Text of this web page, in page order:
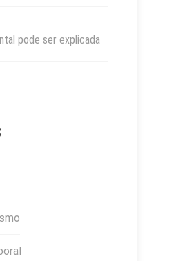
pode ser explicada